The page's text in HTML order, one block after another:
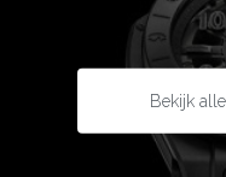
Bekijk